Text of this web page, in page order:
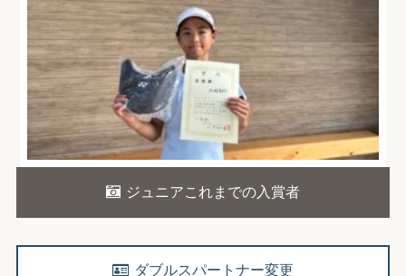
ジュニアこれまでの入賞者
ダブルスパートナー変更